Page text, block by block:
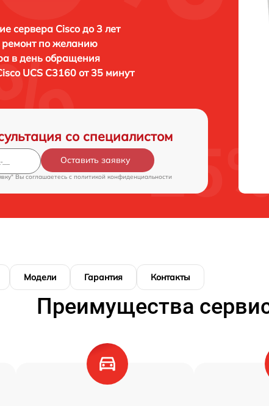
сервера Cisco до 3 лет
ремонт по желанию
в день обращения
UCS C3160 от 35 минут
со специалистом
Оставить заявку
Вы соглашаетесь c политикой конфиденциальности
Модели Гарантия Контакты
Преимущества